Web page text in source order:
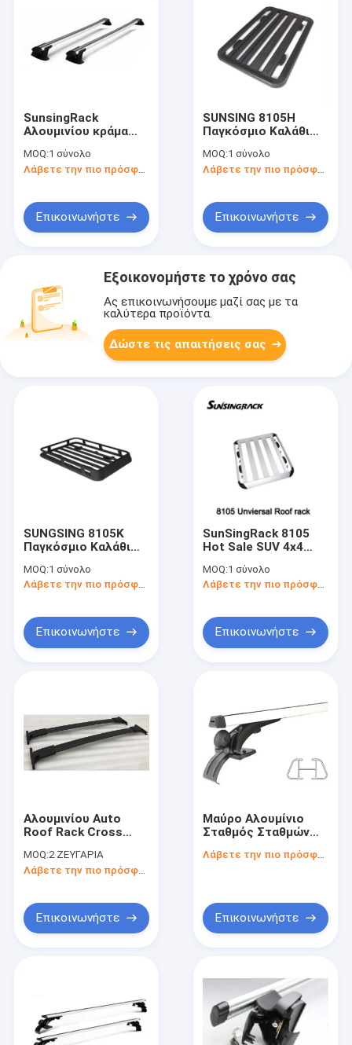
Βίντεο
SunsingRack
Αλουμινίου κράμα
Bar 4x4 Συσκευές
Mount
αυτοκινήτου
MOQ:1 σύνολο
Λάβετε την πιο πρόσφατη τιμή
Επικοινωνήστε
SUNSING 8105H
Παγκόσμιο Καλάθι
Αυτοκινήτου
Ανθεκτικό 4x4
Οροφή με κλειδαριές
MOQ:1 σύνολο
Επικοινωνήστε
Εξοικονομήστε το χρόνο σας
Ας επικοινωνήσουμε μαζί σας με τα
καλύτερα προϊόντα.
Δώστε τις απαιτήσεις σας
SUNGSING 8105K
Παγκόσμιο Καλάθι
από χάλυβα και
αλουμίνιο 4x4
κλειδαριά για
μεταφορά
αποσκευών
MOQ:1 σύνολο
Λάβετε την πιο πρόσφατη τιμή
Επικοινωνήστε
SunSingRack 8105
Hot Sale SUV 4x4
Ανθεκτικό
αλουμινένιο κράμα
αποσκευών με
κλειδαριές
MOQ:1 σύνολο
Λάβετε την πιο πρόσφατη τιμή
Επικοινωνήστε
Αλουμινίου Auto
Roof Rack Cross
πάνω ράφι
αποσκευών για το
MOQ:2 ΖΕΥΓΑΡΙΑ
Λάβετε την πιο πρόσφατη τιμή
Επικοινωνήστε
Μαύρο Αλουμίνιο
Σταθμός Σταθμών
Αυτοκινήτων για
Λάβετε την πιο πρόσφατη τιμή
Επικοινωνήστε